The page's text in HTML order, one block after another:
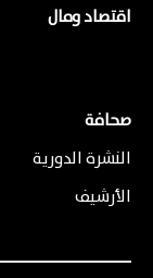
اقتصاد ومال
صحافة
النشرة الدورية
الأرشيف